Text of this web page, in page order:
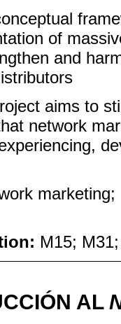
of
and
aims to
network
M15;
AL